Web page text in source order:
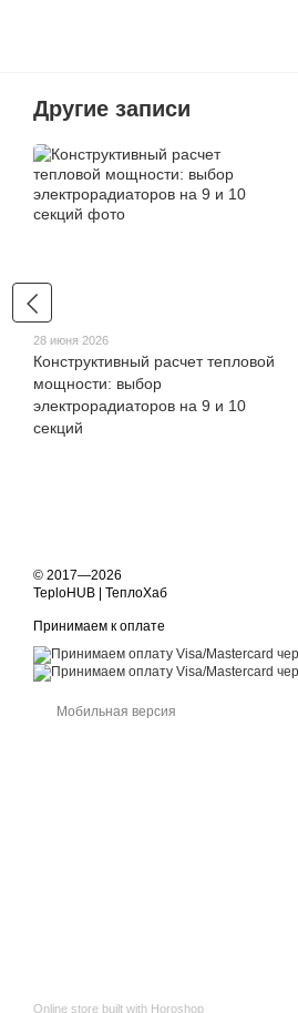
Другие записи
28 июня 2026
Конструктивный расчет тепловой
мощности: выбор
электрорадиаторов на 9 и 10
секций
© 2017—2026
TeploHUB | ТеплоХаб
Принимаем к оплате
Мобильная версия
Online store built with Horoshop